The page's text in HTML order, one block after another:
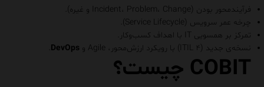
فرآیندمحور بودن (Incident، Problem، Change و غیره).
چرخه عمر سرویس (Service Lifecycle).
تمرکز بر همسویی IT با اهداف کسب‌وکار.
نسخه‌ی جدید (ITIL ۴) با رویکرد ارزش‌محور، Agile و
DevOps
COBIT چیست؟